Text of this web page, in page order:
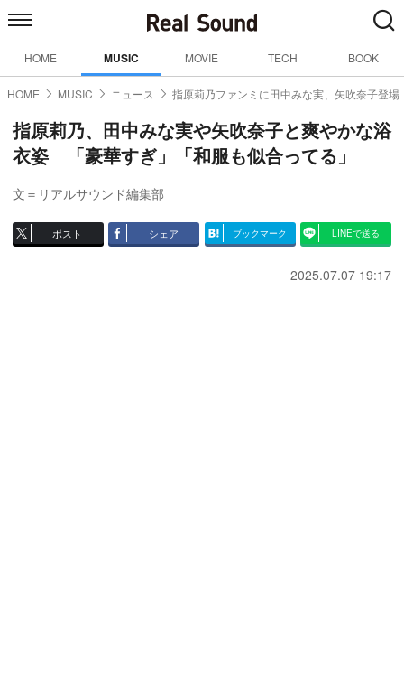
HOME MUSIC MOVIE TECH BOOK
HOME MUSIC ニュース 指原莉乃ファンミに田中みな実、矢吹奈子登場
指原莉乃、田中みな実や矢吹奈子と爽やかな浴
衣姿 「豪華すぎ」「和服も似合ってる」
文＝リアルサウンド編集部
ポスト シェア ブックマーク LINEで送る
2025.07.07 19:17